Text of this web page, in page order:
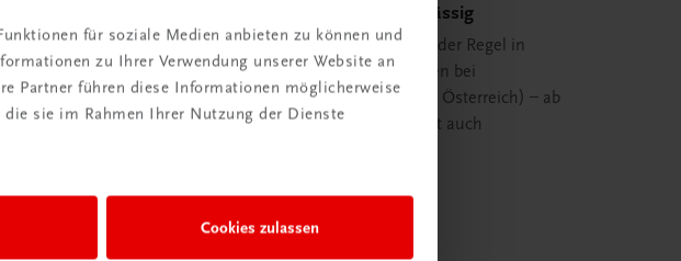
für soziale Medien anbieten zu können und
zu Ihrer Verwendung unserer Website an
Partner führen diese Informationen möglicherweise
sie im Rahmen Ihrer Nutzung der Dienste
Cookies zulassen
GmbH
Schnell und zuverlässig
Ihre Bestellung ist in der Regel in
spätestens 48 Stunden bei
Ihnen (innerhalb von Österreich) – ab
29,00 EUR Bestellwert auch
mehr erfahren